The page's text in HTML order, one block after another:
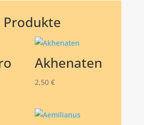
Akhenaten
2,50 €